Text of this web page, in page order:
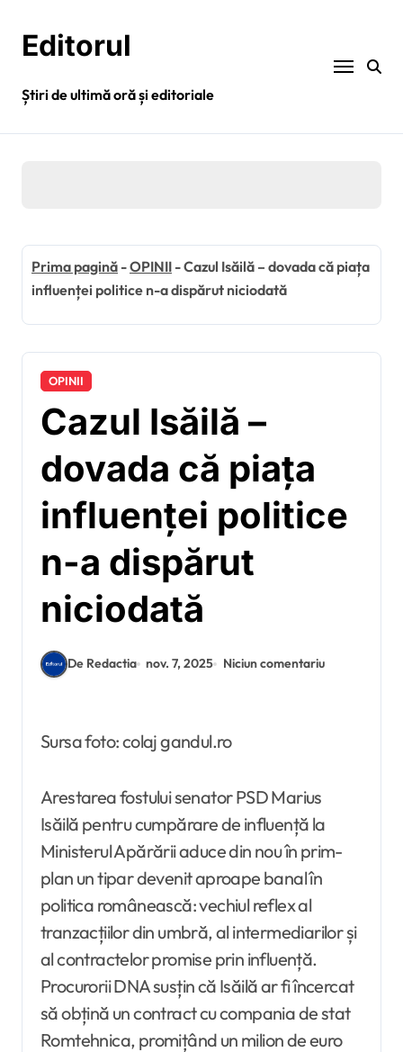
conținutEditorul
Știri de ultimă oră și editoriale
Prima pagină -OPINII -Cazul Isăilă – dovada că piața
influenței politice n-a dispărut niciodată
OPINII
Cazul Isăilă –
dovada că piața
influenței politice
n-a dispărut
niciodată
De Redactia nov. 7, 2025 Niciun comentariu
Sursa foto: colaj gandul.ro
Arestarea fostului senator PSD Marius
Isăilă pentru cumpărare de influență la
Ministerul Apărării aduce din nou în prim-
plan un tipar devenit aproape banal în
politica românească: vechiul reflex al
tranzacțiilor din umbră, al intermediarilor și
al contractelor promise prin influență.
Procurorii DNA susțin că Isăilă ar fi încercat
să obțină un contract cu compania de stat
Romtehnica, promițând un milion de euro